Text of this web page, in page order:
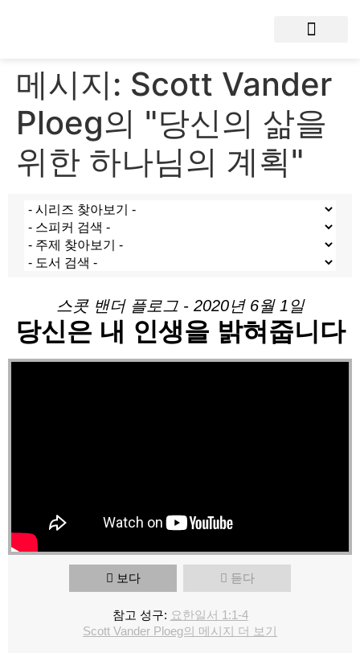
메시지: Scott Vander
Ploeg의 "당신의 삶을
위한 하나님의 계획"
스콧 밴더 플로그 - 2020년 6월 1일
당신은 내 인생을 밝혀줍니다
보다 듣다
참고 성구: 요한일서 1:1-4
Scott Vander Ploeg의 메시지 더 보기